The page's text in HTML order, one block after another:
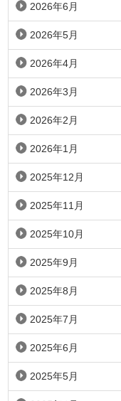
2026年6月
2026年5月
2026年4月
2026年3月
2026年2月
2026年1月
2025年12月
2025年11月
2025年10月
2025年9月
2025年8月
2025年7月
2025年6月
2025年5月